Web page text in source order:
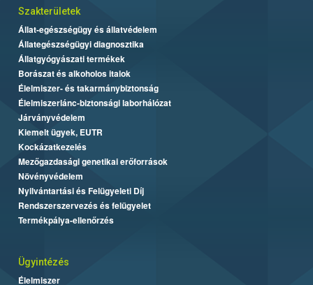
Szakterületek
Állat-egészségügy és állatvédelem
Állategészségügyi diagnosztika
Állatgyógyászati termékek
Borászat és alkoholos italok
Élelmiszer- és takarmánybiztonság
Élelmiszerlánc-biztonsági laborhálózat
Járványvédelem
Kiemelt ügyek, EUTR
Kockázatkezelés
Mezőgazdasági genetikai erőforrások
Növényvédelem
Nyilvántartási és Felügyeleti Díj
Rendszerszervezés és felügyelet
Termékpálya-ellenőrzés
Ügyintézés
Élelmiszer